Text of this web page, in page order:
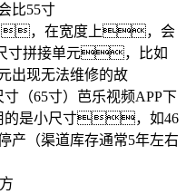
比55寸
少，在宽度上，会
拼接单元，比如
出现无法维修的故
65寸）芭乐视频APP下
的是小尺寸，如46
（渠道库存通常5年左右